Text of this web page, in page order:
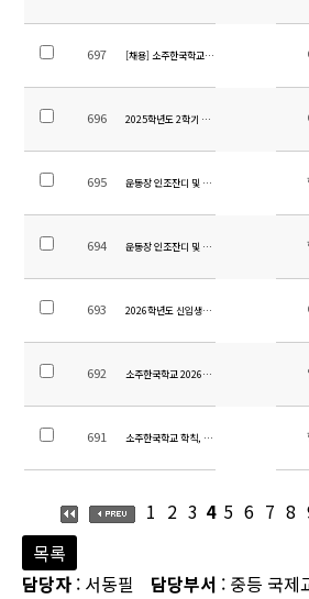
697 [채용] 소주한국학교 2026학년도 교사 초빙 재
696 2025학년도 2학기 별빛 야영 경비 정산 안내
695 운동장 인조잔디 및 우레탄트랙 교체공사 업체
694 운동장 인조잔디 및 우레탄 트랙 교체 공사 업
693 2026학년도 신입생을 위한 입학설명회 실시
692 소주한국학교 2026학년도 교사 초빙 공고
691 소주한국학교 학칙, 학교운영위원회 규정 개정
1 2 3 4 5 6 7 8
목록
담당자 : 서동필 담당부서 : 중등 국제